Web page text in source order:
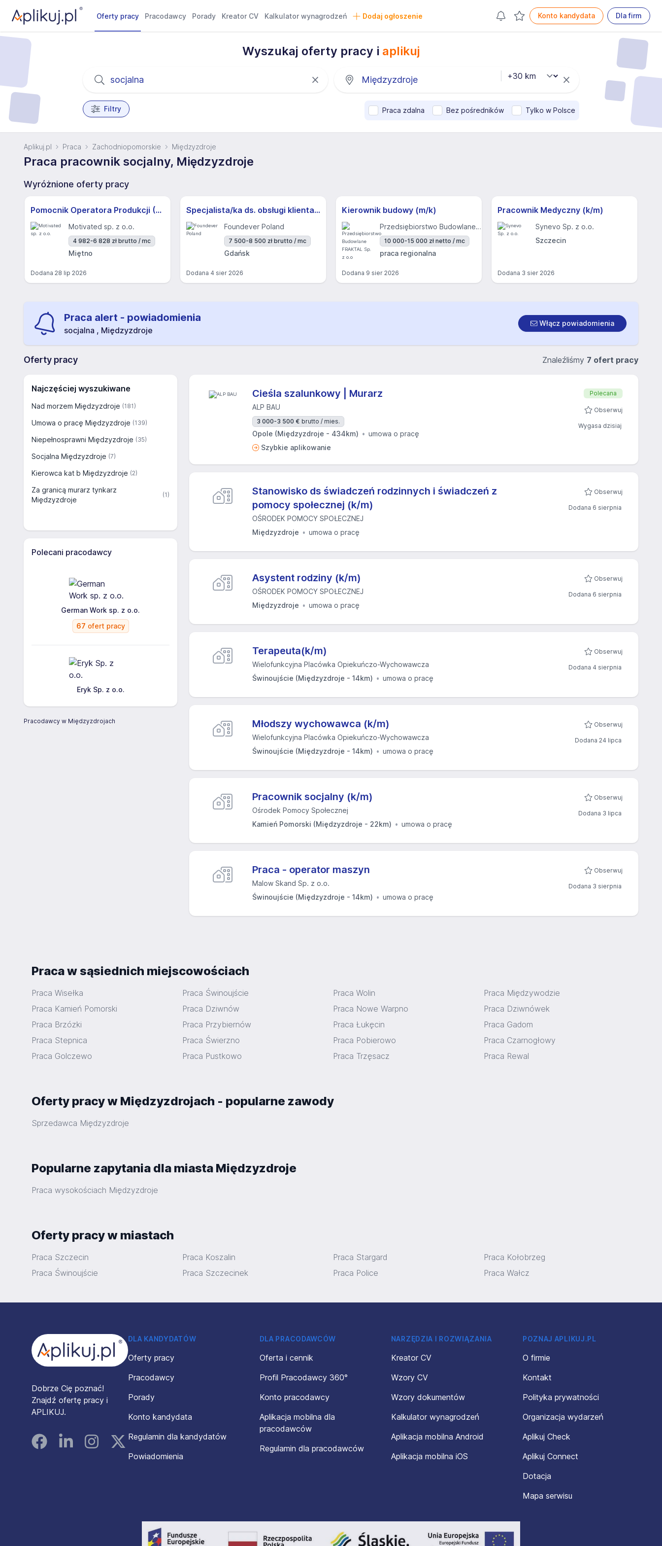
Oferty pracy Pracodawcy Porady Kreator CV Kalkulator wynagrodzeń Dodaj ogłoszenie Konto kandydata Dla firm
Wyszukaj oferty pracy i aplikuj
Filtry Praca zdalna Bez pośredników Tylko w Polsce
Aplikuj.pl Praca Zachodniopomorskie Międzyzdroje
Praca pracownik socjalny, Międzyzdroje
Wyróżnione oferty pracy
Pomocnik Operatora Produkcji (K/M)
Motivated sp. z o.o.
4 982-6 828 zł brutto / mc
Miętno
Dodana 28 lip 2026
Specjalista/ka ds. obsługi klienta z j.niemieckim
Foundever Poland
7 500-8 500 zł brutto / mc
Gdańsk
Dodana 4 sier 2026
Kierownik budowy (m/k)
Przedsiębiorstwo Budowlane FRAKTAL Sp. z o.o
10 000-15 000 zł netto / mc
praca regionalna
Dodana 9 sier 2026
Pracownik Medyczny (k/m)
Synevo Sp. z o.o.
Szczecin
Dodana 3 sier 2026
Praca alert - powiadomienia
socjalna , Międzyzdroje
Włącz powiadomienia
Oferty pracy Znaleźliśmy 7 ofert pracy
Najczęściej wyszukiwane
Nad morzem Międzyzdroje (181)
Umowa o pracę Międzyzdroje (139)
Niepełnosprawni Międzyzdroje (35)
Socjalna Międzyzdroje (7)
Kierowca kat b Międzyzdroje (2)
Za granicą murarz tynkarz
Międzyzdroje
(1)
Polecani pracodawcy
German Work sp. z o.o.
67 ofert pracy
Eryk Sp. z o.o.
Pracodawcy w Międzyzdrojach
Cieśla szalunkowy | Murarz
ALP BAU
3 000-3 500 € brutto / mies.
Opole (Międzyzdroje - 434km)
umowa o pracę
Szybkie aplikowanie
Polecana
Obserwuj
Wygasa dzisiaj
Stanowisko ds świadczeń rodzinnych i świadczeń z
pomocy społecznej (k/m)
OŚRODEK POMOCY SPOŁECZNEJ
Międzyzdroje
umowa o pracę
Obserwuj
Dodana 6 sierpnia
Asystent rodziny (k/m)
OŚRODEK POMOCY SPOŁECZNEJ
Międzyzdroje
umowa o pracę
Obserwuj
Dodana 6 sierpnia
Terapeuta(k/m)
Wielofunkcyjna Placówka Opiekuńczo-Wychowawcza
Świnoujście (Międzyzdroje - 14km)
umowa o pracę
Obserwuj
Dodana 4 sierpnia
Młodszy wychowawca (k/m)
Wielofunkcyjna Placówka Opiekuńczo-Wychowawcza
Świnoujście (Międzyzdroje - 14km)
umowa o pracę
Obserwuj
Dodana 24 lipca
Pracownik socjalny (k/m)
Ośrodek Pomocy Społecznej
Kamień Pomorski (Międzyzdroje - 22km)
umowa o pracę
Obserwuj
Dodana 3 lipca
Praca - operator maszyn
Malow Skand Sp. z o.o.
Świnoujście (Międzyzdroje - 14km)
umowa o pracę
Obserwuj
Dodana 3 sierpnia
Praca w sąsiednich miejscowościach
Praca Wisełka Praca Świnoujście Praca Wolin
Praca Międzywodzie
Praca Kamień Pomorski
Praca Dziwnów Praca Nowe Warpno
Praca Dziwnówek
Praca Brzózki
Praca Przybiernów Praca Łukęcin
Praca Gadom
Praca Stepnica
Praca Świerzno Praca Pobierowo
Praca Czarnogłowy
Praca Golczewo
Praca Pustkowo Praca Trzęsacz Praca Rewal
Oferty pracy w Międzyzdrojach - popularne zawody
Sprzedawca Międzyzdroje
Popularne zapytania dla miasta Międzyzdroje
Praca wysokościach Międzyzdroje
Oferty pracy w miastach
Praca Szczecin Praca Koszalin Praca Stargard
Praca Kołobrzeg
Praca Świnoujście
Praca Szczecinek Praca Police Praca Wałcz
Dobrze Cię poznać!
Znajdź ofertę pracy i
APLIKUJ.
FacebookLinked InInstagramInstagram
DLA KANDYDATÓW
Oferty pracy
Pracodawcy
Porady
Konto kandydata
Regulamin dla kandydatów
Powiadomienia
DLA PRACODAWCÓW
Oferta i cennik
Profil Pracodawcy 360°
Konto pracodawcy
Aplikacja mobilna dla
pracodawców
Regulamin dla pracodawców
NARZĘDZIA I ROZWIĄZANIA
Kreator CV
Wzory CV
Wzory dokumentów
Kalkulator wynagrodzeń
Aplikacja mobilna Android
Aplikacja mobilna iOS
POZNAJ APLIKUJ.PL
O firmie
Kontakt
Polityka prywatności
Organizacja wydarzeń
Aplikuj Check
Aplikuj Connect
Dotacja
Mapa serwisu